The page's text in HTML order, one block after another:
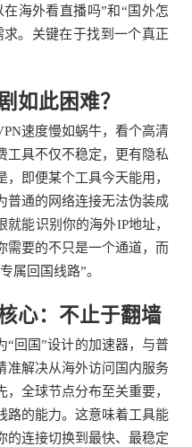
海外看直播吗”和“国外怎
。关键在于找到一个真正
如此困难？
速度慢如蜗牛，看个高清
工具不仅不稳定，更有隐私
即便某个工具今天能用，
普通的网络连接无法伪装成
能识别你的海外IP地址，
需要的不只是一个通道，而
属回国线路”。
心：不止于翻墙
“回国”设计的加速器，与普
准解决从海外访问国内服务
全球节点分布至关重要，
路的能力。这意味着工具能
的连接切换到最快、最稳定